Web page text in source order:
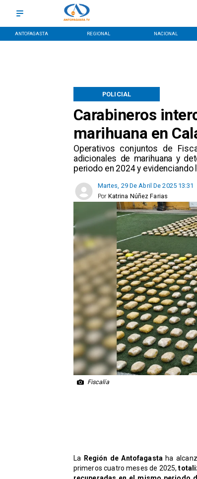
ANTOFAGASTA REGIONAL NACIONAL
Carabineros
marihuana en
​Operativos conjuntos de
adicionales de marihuana y
periodo en 2024 y
POLICIAL
Martes, 29 De Abril De 2025 13:31
Katrina Núñez Farias
Por
Fiscalía
La Región de Antofagasta ha
primeros cuatro meses de 2025,